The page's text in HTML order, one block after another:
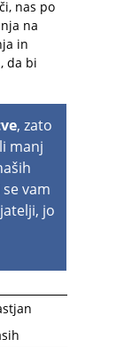
nas po
na
in
da bi
, zato
manj
vam
jo